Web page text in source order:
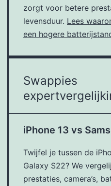
zorgt voor betere
levensduur. Lees
een hogere
Swappies
iPhone 13 vs
Twijfel je tussen de
Galaxy S22? We
prestaties, camera’s,